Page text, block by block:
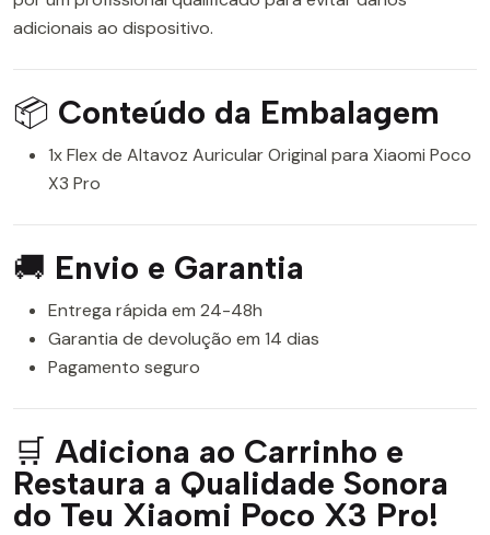
adicionais ao dispositivo.
📦 Conteúdo da Embalagem
1x Flex de Altavoz Auricular Original para Xiaomi Poco
X3 Pro
🚚 Envio e Garantia
Entrega rápida em 24-48h
Garantia de devolução em 14 dias
Pagamento seguro
🛒 Adiciona ao Carrinho e
Restaura a Qualidade Sonora
do Teu Xiaomi Poco X3 Pro!